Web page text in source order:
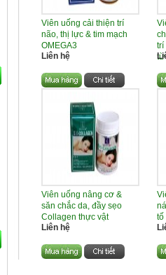
Viên uống cải thiện trí
não, thị lực & tim mạch
OMEGA3
Liên hệ
trí
từ
Viên uống nâng cơ &
săn chắc da, đầy sẹo
Collagen thực vật
Liên hệ
tố